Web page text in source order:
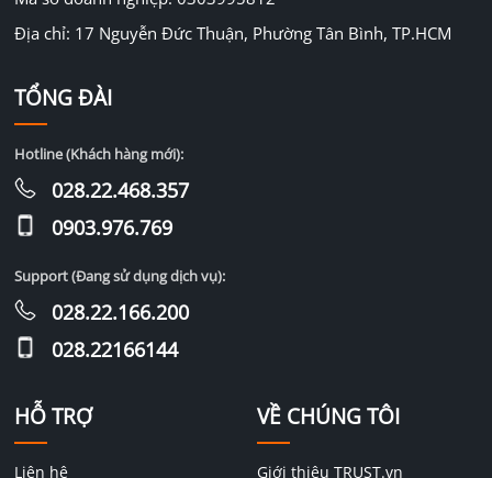
Địa chỉ: 17 Nguyễn Đức Thuận, Phường Tân Bình, TP.HCM
HỖ TRỢ
Liên hệ
VỀ CHÚNG TÔI
Giới thiệu TRUST.vn
TỔNG ĐÀI
Hotline (Khách hàng mới):
028.22.468.357
0903.976.769
Support (Đang sử dụng dịch vụ):
028.22.166.200
028.22166144